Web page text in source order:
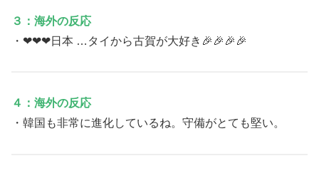
３：海外の反応
・❤❤❤日本 …タイから古賀が大好き🎉🎉🎉🎉
４：海外の反応
・韓国も非常に進化しているね。守備がとても堅い。